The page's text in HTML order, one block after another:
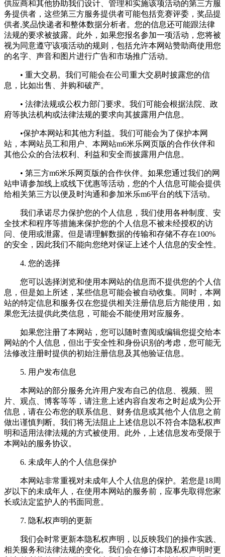
供应商和其他协助我们设计、管理和实施该项活动的第三方服
务提供者，这些第三方服务提供者可能包括竞赛评委，奖品提
供者,奖品快递者和整体数据分析者。您的信息还可能跟法律
法规的要求被披露。此外，如果您报名参加一项活动，您将被
视为同意遵守该项活动的规则，包括允许本网站赞助商使用您
的名字、声音和图片进行广告和市场推广活动。
• 重大交易。我们可能会在公司重大交易时披露您的信
息，比如出售、并购和破产。
• 法律法规或公权力部门要求。我们可能会根据法院、政
府等执法机构或法律法规的要求向其披露用户信息。
•保护本网站和其他方利益。我们可能会为了保护本网
站，本网站员工和用户、本网站m6米乐网页版的合作伙伴和
其他公众的合法权利、利益和安全而披露用户信息。
• 第三方m6米乐网页版的合作伙伴。如果您通过我们的网
站申请参加线上或线下优惠等活动，您的个人信息可能会提供
给相关第三方以便及时沟通和参加米乐m6平台的线下活动。
我们承诺尽力保护您的个人信息，我们使用各种制度、安
全技术和程序等措施来保护您的个人信息不被未经授权的访
问、使用或泄露。但是请理解数据的传输和存储不存在100%
的安全，因此我们不能向您绝对保证上述个人信息的安全性。
4. 您的选择
您可以选择浏览和使用本网站的信息而不提供您的个人信
息，但是如上所述，某些信息可能会被自动收集。同时，本网
站的特定信息和服务仅在您提供相关注册信息后方能使用，如
果您无法提供此类信息，可能会不能使用对应服务。
如果您注册了本网站，您可以随时查阅或编辑您提交给本
网站的个人信息，但出于安全性和身份识别的考虑，您可能无
法修改注册时提供的初始注册信息及其他验证信息。
5. 用户发布信息
本网站的部分服务允许用户发布自己的信息、视频、照
片、观点、博客等等，请注意上述内容自发布之时起成为公开
信息，请在公布您的联系信息、财务信息或其他个人信息之前
做出谨慎判断。我们将无法阻止上述信息以不符合本隐私权声
明和适用法律法规的方式被使用。此外，上述信息发布受限于
本网站的服务协议。
6. 未成年人的个人信息保护
本网站非常重视对未成年人个人信息的保护。若您是18周
岁以下的未成年人，在使用本网站的服务前，应事先取得您家
长或法定监护人的书面同意。
7. 隐私权声明的更新
我们会时常更新本隐私权声明，以反映我们的操作实践、
相关服务和法律法规的变化。我们会在修订本隐私权声明时更